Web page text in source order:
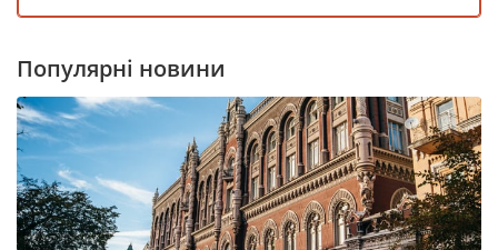
Популярні новини